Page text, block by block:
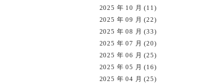
2025 年 10 月 (11)
2025 年 09 月 (22)
2025 年 08 月 (33)
2025 年 07 月 (20)
2025 年 06 月 (25)
2025 年 05 月 (16)
2025 年 04 月 (25)